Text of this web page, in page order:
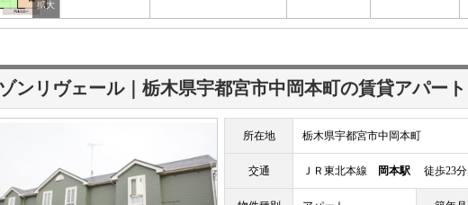
ンリヴェール｜栃木県宇都宮市中岡本町の賃貸アパート
所在地 栃木県宇都宮市中岡本町
交通 ＪＲ東北本線 岡本駅 徒歩23分